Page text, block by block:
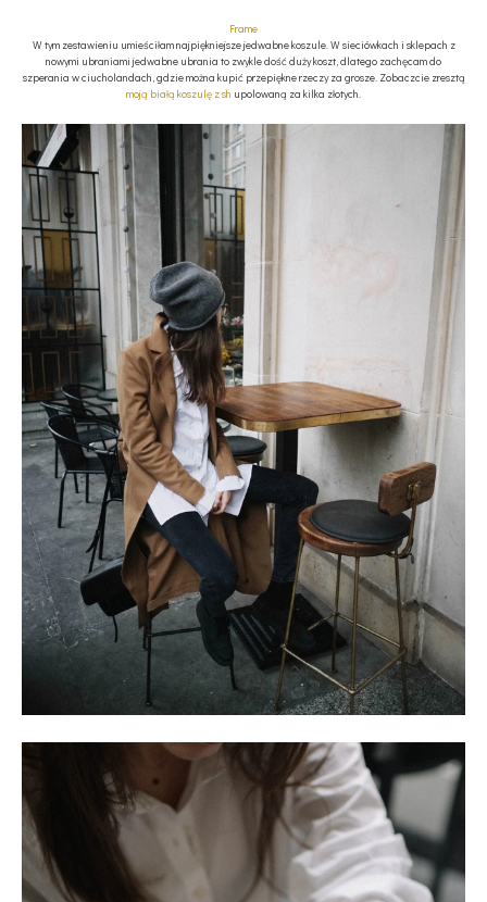
Frame
W tym zestawieniu umieściłam najpiękniejsze jedwabne koszule. W sieciówkach i sklepach z
nowymi ubraniami jedwabne ubrania to zwykle dość duży koszt, dlatego zachęcam do
szperania w ciucholandach, gdzie można kupić przepiękne rzeczy za grosze. Zobaczcie zresztą
moją białą koszulę z sh upolowaną za kilka złotych.